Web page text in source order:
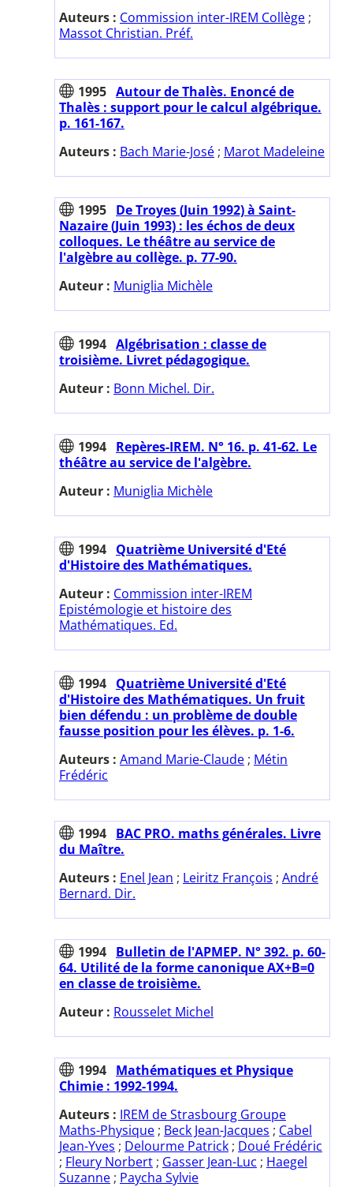
Auteurs : Commission inter-IREM Collège ;
Massot Christian. Préf.
1995 Autour de Thalès. Enoncé de
Thalès : support pour le calcul algébrique.
p. 161-167.
Auteurs : Bach Marie-José ; Marot Madeleine
1995 De Troyes (Juin 1992) à Saint-
Nazaire (Juin 1993) : les échos de deux
colloques. Le théâtre au service de
l'algèbre au collège. p. 77-90.
Auteur : Muniglia Michèle
1994 Algébrisation : classe de
troisième. Livret pédagogique.
Auteur : Bonn Michel. Dir.
1994 Repères-IREM. N° 16. p. 41-62. Le
théâtre au service de l'algèbre.
Auteur : Muniglia Michèle
1994 Quatrième Université d'Eté
d'Histoire des Mathématiques.
Auteur : Commission inter-IREM
Epistémologie et histoire des
Mathématiques. Ed.
1994 Quatrième Université d'Eté
d'Histoire des Mathématiques. Un fruit
bien défendu : un problème de double
fausse position pour les élèves. p. 1-6.
Auteurs : Amand Marie-Claude ; Métin
Frédéric
1994 BAC PRO. maths générales. Livre
du Maître.
Auteurs : Enel Jean ; Leiritz François ; André
Bernard. Dir.
1994 Bulletin de l'APMEP. N° 392. p. 60-
64. Utilité de la forme canonique AX+B=0
en classe de troisième.
Auteur : Rousselet Michel
1994 Mathématiques et Physique
Chimie : 1992-1994.
Auteurs : IREM de Strasbourg Groupe
Maths-Physique ; Beck Jean-Jacques ; Cabel
Jean-Yves ; Delourme Patrick ; Doué Frédéric
; Fleury Norbert ; Gasser Jean-Luc ; Haegel
Suzanne ; Paycha Sylvie